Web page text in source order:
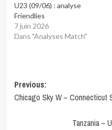
U23 (09/06) : analyse
Friendlies
7 juin 2026
Dans "Analyses Match"
Post
navigation
Previous:
Chicago Sky W – Connecticut
Tanzania –